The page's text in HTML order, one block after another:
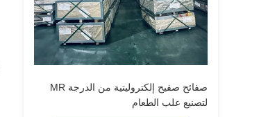
صفائح صفيح إلكتروليتية من الدرجة MR
لتصنيع علب الطعام